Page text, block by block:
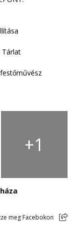
Tárlat
+1
meg Facebokon